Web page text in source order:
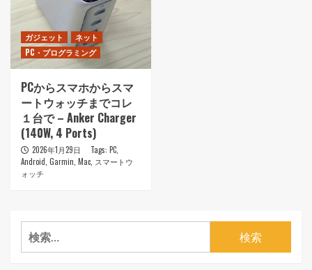
ガジェット
ネット
PC・プログラミング
PCからスマホからスマ
ートウォッチまでコレ
１台で – Anker Charger
(140W, 4 Ports)
2026年1月29日 Tags: PC,
Android, Garmin, Mac, スマートウ
ォッチ
検
索: